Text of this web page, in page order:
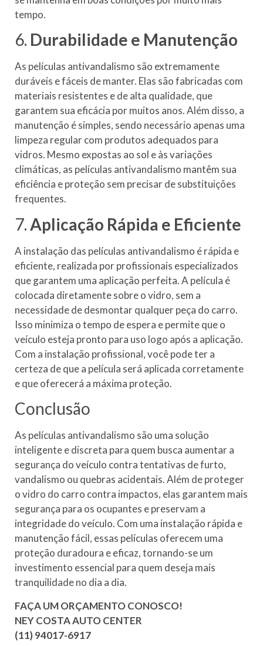
tempo.
6. Durabilidade e Manutenção
As películas antivandalismo são extremamente
duráveis e fáceis de manter. Elas são fabricadas com
materiais resistentes e de alta qualidade, que
garantem sua eficácia por muitos anos. Além disso, a
manutenção é simples, sendo necessário apenas uma
limpeza regular com produtos adequados para
vidros. Mesmo expostas ao sol e às variações
climáticas, as películas antivandalismo mantêm sua
eficiência e proteção sem precisar de substituições
frequentes.
7. Aplicação Rápida e Eficiente
A instalação das películas antivandalismo é rápida e
eficiente, realizada por profissionais especializados
que garantem uma aplicação perfeita. A película é
colocada diretamente sobre o vidro, sem a
necessidade de desmontar qualquer peça do carro.
Isso minimiza o tempo de espera e permite que o
veículo esteja pronto para uso logo após a aplicação.
Com a instalação profissional, você pode ter a
certeza de que a película será aplicada corretamente
e que oferecerá a máxima proteção.
Conclusão
As películas antivandalismo são uma solução
inteligente e discreta para quem busca aumentar a
segurança do veículo contra tentativas de furto,
vandalismo ou quebras acidentais. Além de proteger
o vidro do carro contra impactos, elas garantem mais
segurança para os ocupantes e preservam a
integridade do veículo. Com uma instalação rápida e
manutenção fácil, essas películas oferecem uma
proteção duradoura e eficaz, tornando-se um
investimento essencial para quem deseja mais
tranquilidade no dia a dia.
FAÇA UM ORÇAMENTO CONOSCO!
NEY COSTA AUTO CENTER
(11) 94017-6917